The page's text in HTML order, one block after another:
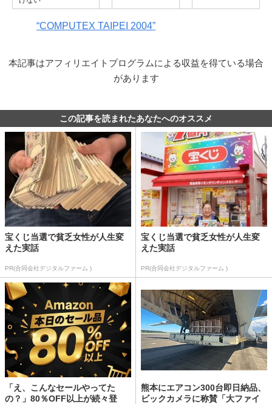
“COMPUTEX TAIPEI 2004”
本記事はアフィリエイトプログラムによる収益を得ている場合
があります
この記事を読まれたあなたへのオススメ
宝くじ当選で貧乏女性が人生変
えた実話
PR(合同会社デジタルファーム )
宝くじ当選で貧乏女性が人生変
えた実話
PR(合同会社デジタルファーム )
「え、こんなセールやってた
の？」80％OFF以上が続々登
熊本にエアコン300台即日納品、
ビックカメラに称賛「大ファイ